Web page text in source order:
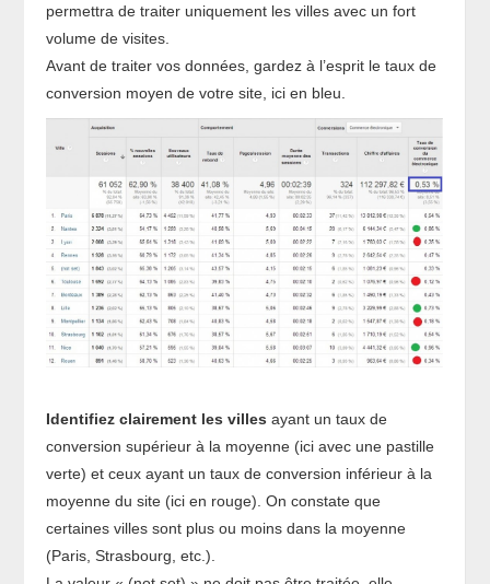
permettra de traiter uniquement les villes avec un fort
volume de visites.
Avant de traiter vos données, gardez à l’esprit le taux de
conversion moyen de votre site, ici en bleu.
Identifiez clairement les villes ayant un taux de
conversion supérieur à la moyenne (ici avec une pastille
verte) et ceux ayant un taux de conversion inférieur à la
moyenne du site (ici en rouge). On constate que
certaines villes sont plus ou moins dans la moyenne
(Paris, Strasbourg, etc.).